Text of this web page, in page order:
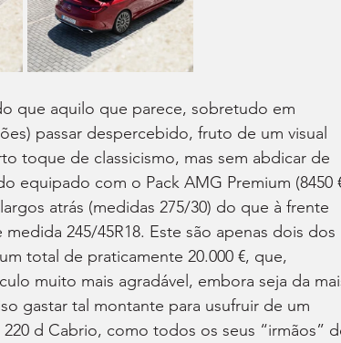
que aquilo que parece, sobretudo em
passar despercebido, fruto de um visual
toque de classicismo, mas sem abdicar de
equipado com o Pack AMG Premium (8450
atrás (medidas 275/30) do que à frente
245/45R18. Este são apenas dois dos
total de praticamente 20.000 €, que,
muito mais agradável, embora seja da
gastar tal montante para usufruir de um
d Cabrio, como todos os seus “irmãos”